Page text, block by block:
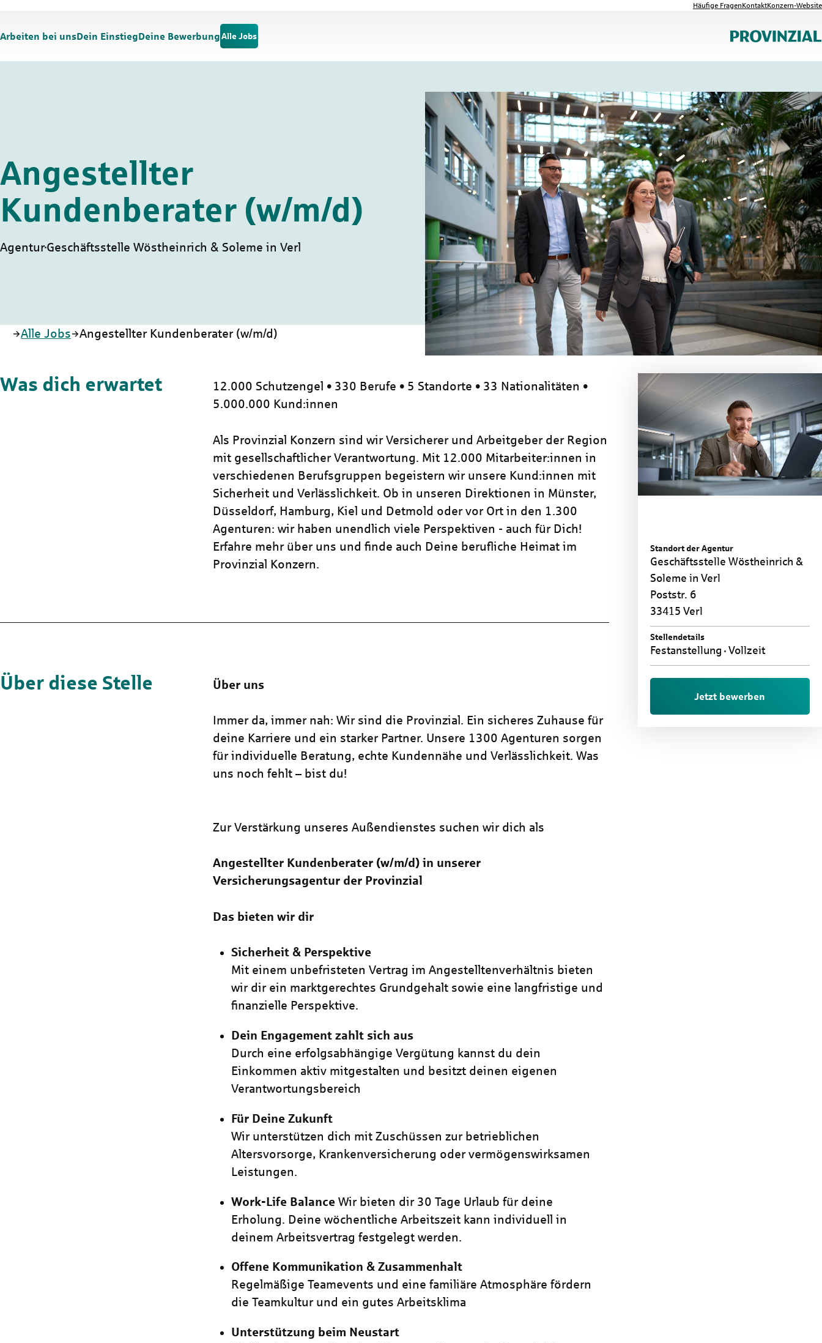
Häufige FragenKontaktKonzern-Website
Arbeiten bei unsDein EinstiegDeine Bewerbung Alle Jobs
Angestellter
Kundenberater (w/m/d)
AgenturGeschäftsstelle Wöstheinrich & Soleme in Verl
Startseite
Alle Jobs Angestellter Kundenberater (w/m/d)
Standort der Agentur
Geschäftsstelle Wöstheinrich &
Soleme in Verl
Poststr. 6
33415 Verl
Stellendetails
Festanstellung Vollzeit
Jetzt bewerben
Was dich erwartet
12.000 Schutzengel • 330 Berufe • 5 Standorte • 33 Nationalitäten •
5.000.000 Kund:innen
Als Provinzial Konzern sind wir Versicherer und Arbeitgeber der Region
mit gesellschaftlicher Verantwortung. Mit 12.000 Mitarbeiter:innen in
verschiedenen Berufsgruppen begeistern wir unsere Kund:innen mit
Sicherheit und Verlässlichkeit. Ob in unseren Direktionen in Münster,
Düsseldorf, Hamburg, Kiel und Detmold oder vor Ort in den 1.300
Agenturen: wir haben unendlich viele Perspektiven - auch für Dich!
Erfahre mehr über uns und finde auch Deine berufliche Heimat im
Provinzial Konzern.
Über diese Stelle Über uns
Immer da, immer nah: Wir sind die Provinzial. Ein sicheres Zuhause für
deine Karriere und ein starker Partner. Unsere 1300 Agenturen sorgen
für individuelle Beratung, echte Kundennähe und Verlässlichkeit. Was
uns noch fehlt – bist du!
Zur Verstärkung unseres Außendienstes suchen wir dich als
Angestellter Kundenberater (w/m/d) in unserer
Versicherungsagentur der Provinzial
Das bieten wir dir
Sicherheit & Perspektive
Mit einem unbefristeten Vertrag im Angestelltenverhältnis bieten
wir dir ein marktgerechtes Grundgehalt sowie eine langfristige und
finanzielle Perspektive.
Dein Engagement zahlt sich aus
Durch eine erfolgsabhängige Vergütung kannst du dein
Einkommen aktiv mitgestalten und besitzt deinen eigenen
Verantwortungsbereich
Für Deine Zukunft
Wir unterstützen dich mit Zuschüssen zur betrieblichen
Altersvorsorge, Krankenversicherung oder vermögenswirksamen
Leistungen.
Work-Life Balance Wir bieten dir 30 Tage Urlaub für deine
Erholung. Deine wöchentliche Arbeitszeit kann individuell in
deinem Arbeitsvertrag festgelegt werden.
Offene Kommunikation & Zusammenhalt
Regelmäßige Teamevents und eine familiäre Atmosphäre fördern
die Teamkultur und ein gutes Arbeitsklima
Unterstützung beim Neustart